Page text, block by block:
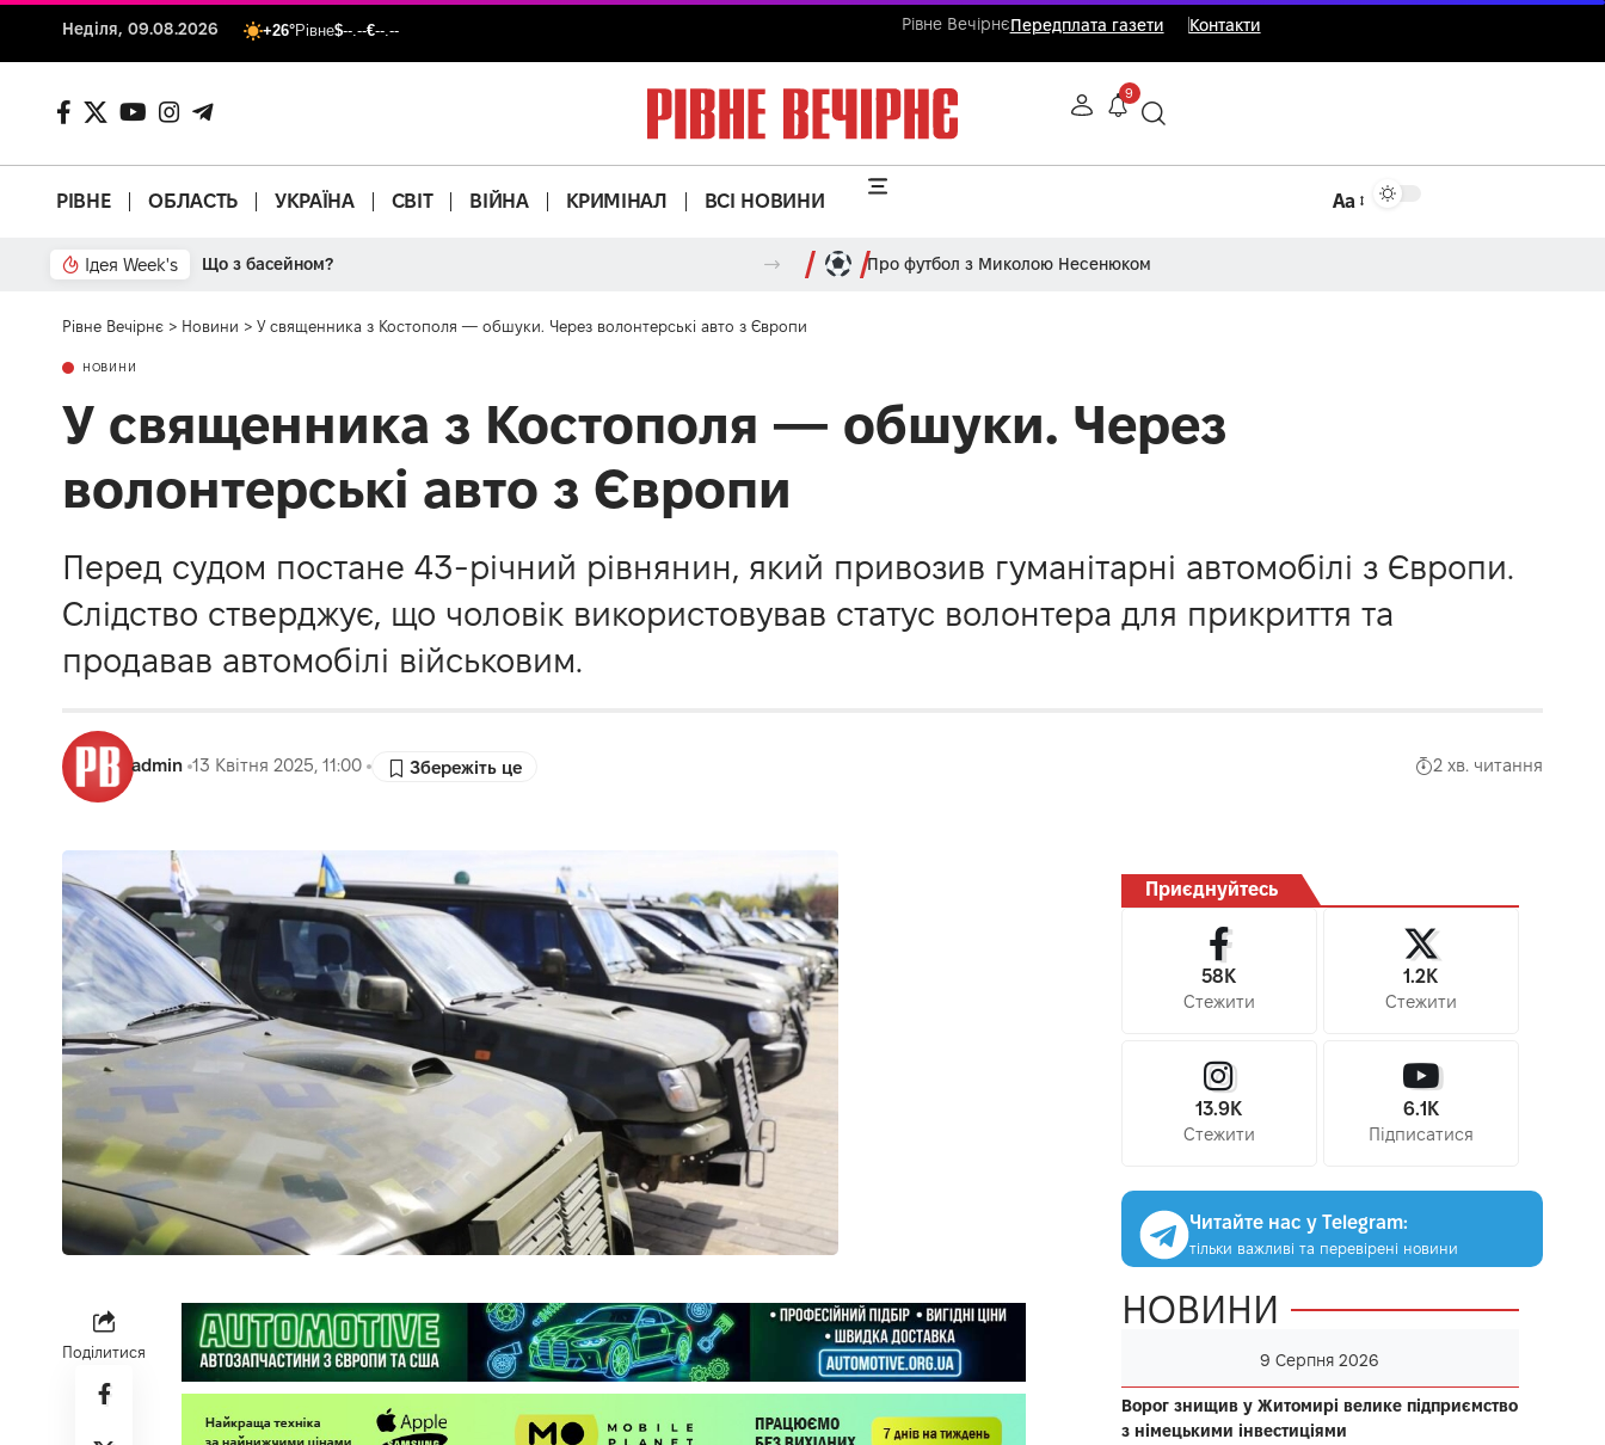
Неділя, 09.08.2026 +26°Рівне$--.--€--.-- Рівне ВечірнєПередплата газети Контакти
9
РІВНЕ ОБЛАСТЬ УКРАЇНА СВІТ ВІЙНА КРИМІНАЛ ВСІ НОВИНИ Аа
Ідея Week's Від паркану до картонки Про футбол з Миколою Несенюком
Рівне Вечірнє > Новини > У священника з Костополя — обшуки. Через волонтерські авто з Європи
НОВИНИ
У священника з Костополя — обшуки. Через
волонтерські авто з Європи
Перед судом постане 43-річний рівнянин, який привозив гуманітарні автомобілі з Європи.
Слідство стверджує, що чоловік використовував статус волонтера для прикриття та
продавав автомобілі військовим.
admin 13 Квітня 2025, 11:00 2 хв. читання
Поділитися
Приєднуйтесь
58K
Стежити
1.2K
Стежити
13.9K
Стежити
6.1K
Підписатися
Читайте нас у Telegram:
тільки важливі та перевірені новини
НОВИНИ
9 Серпня 2026
Ворог знищив у Житомирі велике підприємство
з німецькими інвестиціями